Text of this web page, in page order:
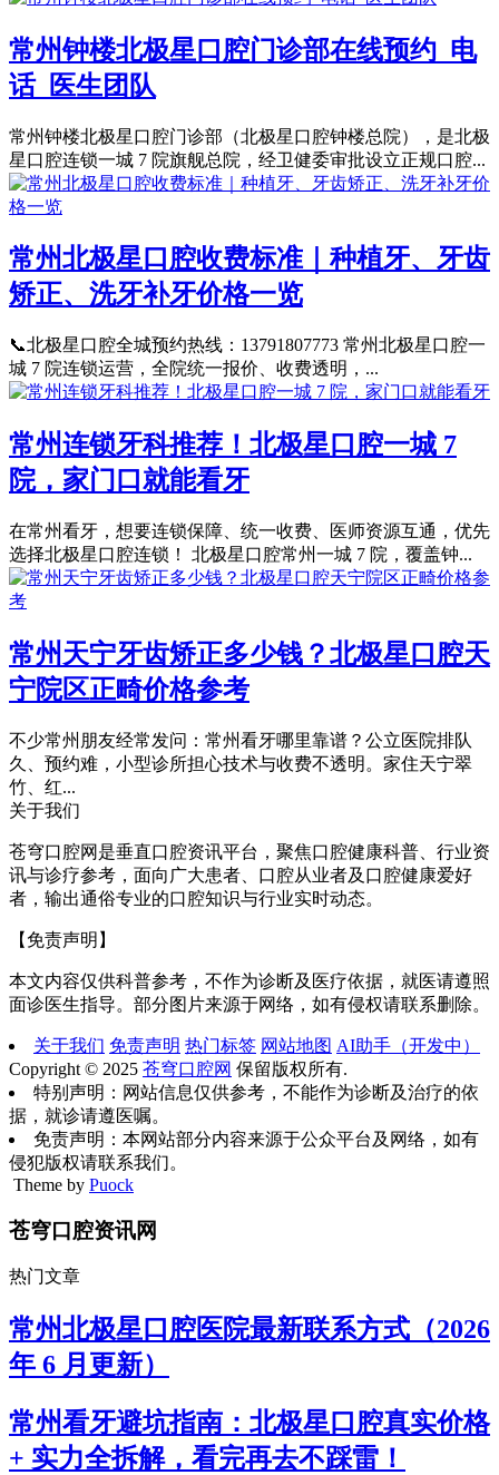
常州钟楼北极星口腔门诊部在线预约_电
话_医生团队
常州钟楼北极星口腔门诊部（北极星口腔钟楼总院），是北极
星口腔连锁一城 7 院旗舰总院，经卫健委审批设立正规口腔...
常州北极星口腔收费标准｜种植牙、牙齿
矫正、洗牙补牙价格一览
📞北极星口腔全城预约热线：13791807773 常州北极星口腔一
城 7 院连锁运营，全院统一报价、收费透明，...
常州连锁牙科推荐！北极星口腔一城 7
院，家门口就能看牙
在常州看牙，想要连锁保障、统一收费、医师资源互通，优先
选择北极星口腔连锁！ 北极星口腔常州一城 7 院，覆盖钟...
常州天宁牙齿矫正多少钱？北极星口腔天
宁院区正畸价格参考
不少常州朋友经常发问：常州看牙哪里靠谱？公立医院排队
久、预约难，小型诊所担心技术与收费不透明。家住天宁翠
竹、红...
关于我们
苍穹口腔网是垂直口腔资讯平台，聚焦口腔健康科普、行业资
讯与诊疗参考，面向广大患者、口腔从业者及口腔健康爱好
者，输出通俗专业的口腔知识与行业实时动态。
【免责声明】
本文内容仅供科普参考，不作为诊断及医疗依据，就医请遵照
面诊医生指导。部分图片来源于网络，如有侵权请联系删除。
关于我们 免责声明 热门标签 网站地图 AI助手（开发中）
Copyright © 2025 苍穹口腔网 保留版权所有.
特别声明：网站信息仅供参考，不能作为诊断及治疗的依
据，就诊请遵医嘱。
免责声明：本网站部分内容来源于公众平台及网络，如有
侵犯版权请联系我们。
Theme by Puock
苍穹口腔资讯网
热门文章
常州北极星口腔医院最新联系方式（2026
年 6 月更新）
常州看牙避坑指南：北极星口腔真实价格
+ 实力全拆解，看完再去不踩雷！